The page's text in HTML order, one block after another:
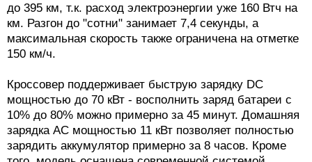
до 395 км, т.к. расход электроэнергии уже 160 Втч на
км. Разгон до "сотни" занимает 7,4 секунды, а
максимальная скорость также ограничена на отметке
150 км/ч.
Кроссовер поддерживает быструю зарядку DC
мощностью до 70 кВт - восполнить заряд батареи с
10% до 80% можно примерно за 45 минут. Домашняя
зарядка AC мощностью 11 кВт позволяет полностью
зарядить аккумулятор примерно за 8 часов. Кроме